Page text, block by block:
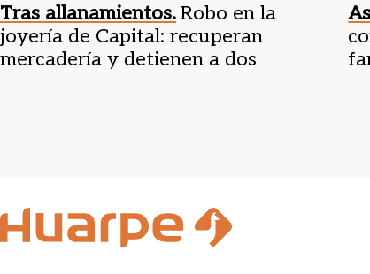
Tras allanamientos.Robo en la
joyería de Capital: recuperan
mercadería y detienen a dos